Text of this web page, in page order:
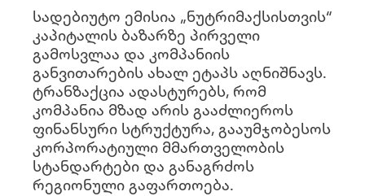
სადებიუტო ემისია „ნუტრიმაქსისთვის“
კაპიტალის ბაზარზე პირველი
გამოსვლაა და კომპანიის
განვითარების ახალ ეტაპს აღნიშნავს.
ტრანზაქცია ადასტურებს, რომ
კომპანია მზად არის გააძლიეროს
ფინანსური სტრუქტურა, გააუმჯობესოს
კორპორატიული მმართველობის
სტანდარტები და განაგრძოს
რეგიონული გაფართოება.